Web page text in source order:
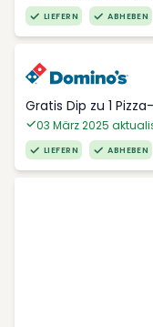
LIEFERN ABHEBEN
Gratis Dip zu 1
03 März 2025
LIEFERN ABHEBEN